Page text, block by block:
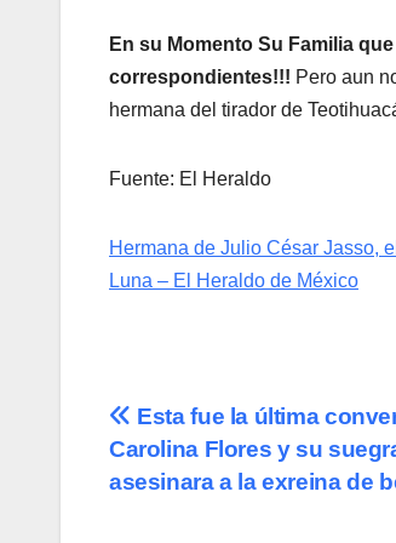
En su Momento Su Familia
correspondientes!!! Pero aun
hermana del tirador de
Fuente: El Heraldo
Hermana de Julio César Jasso,
Luna – El Heraldo de México
Navegación
de
Esta fue la última
Carolina Flores y su
asesinara a la exreina de